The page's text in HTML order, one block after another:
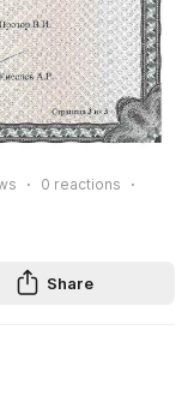
0 reactions
Share